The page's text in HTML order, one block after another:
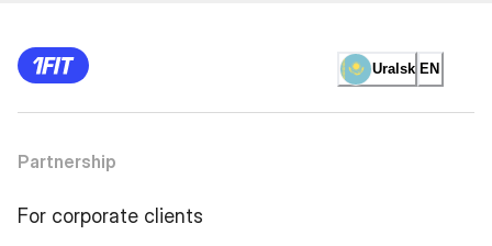
Uralsk EN
Partnership
For corporate clients